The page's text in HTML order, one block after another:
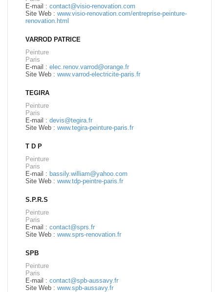
E-mail : contact@visio-renovation.com
Site Web : www.visio-renovation.com/entreprise-peinture-
renovation.html
VARROD PATRICE
Peinture
Paris
E-mail : elec.renov.varrod@orange.fr
Site Web : www.varrod-electricite-paris.fr
TEGIRA
Peinture
Paris
E-mail : devis@tegira.fr
Site Web : www.tegira-peinture-paris.fr
T D P
Peinture
Paris
E-mail : bassily.william@yahoo.com
Site Web : www.tdp-peintre-paris.fr
S.P.R.S
Peinture
Paris
E-mail : contact@sprs.fr
Site Web : www.sprs-renovation.fr
SPB
Peinture
Paris
E-mail : contact@spb-aussavy.fr
Site Web : www.spb-aussavy.fr